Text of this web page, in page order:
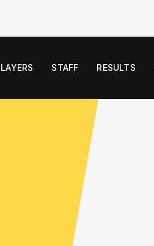
STAFF RESULTS